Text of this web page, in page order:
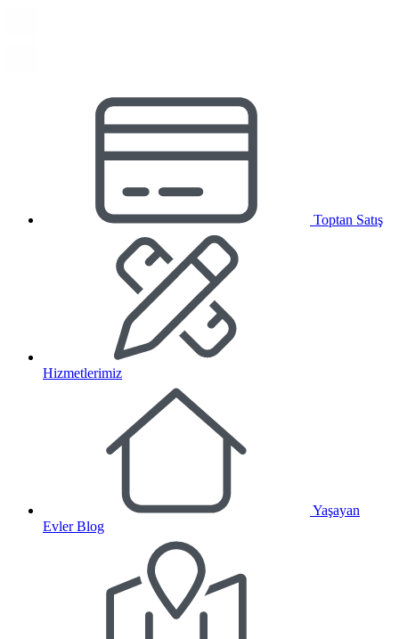
Toptan Satış
Hizmetlerimiz
Yaşayan
Evler Blog